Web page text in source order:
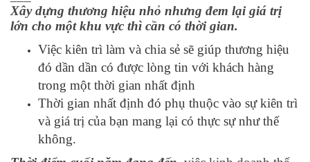
Xây dựng thương hiệu nhỏ nhưng đem lại giá trị
lớn cho một khu vực thì cần có thời gian.
Việc kiên trì làm và chia sẻ sẽ giúp thương hiệu
đó dần dần có được lòng tin với khách hàng
trong một thời gian nhất định
Thời gian nhất định đó phụ thuộc vào sự kiên trì
và giá trị của bạn mang lại có thực sự như thế
không.